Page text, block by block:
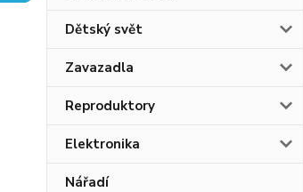
Dětský svět
Zavazadla
Reproduktory
Elektronika
Nářadí